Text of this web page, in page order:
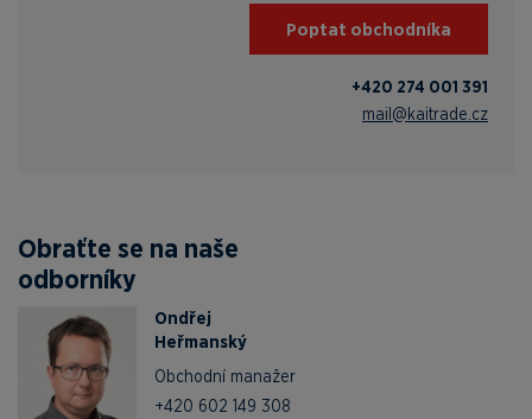
Poptat obchodníka
+420 274 001 391
mail@kaitrade.cz
Obraťte se na naše
odborníky
Ondřej
Heřmanský
Obchodní manažer
+420 602 149 308